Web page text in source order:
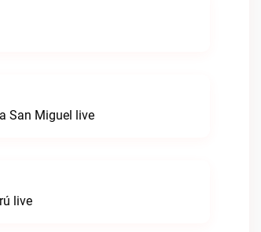
San Miguel live
live